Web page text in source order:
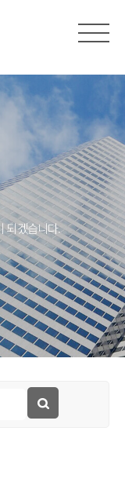
되겠습니다.